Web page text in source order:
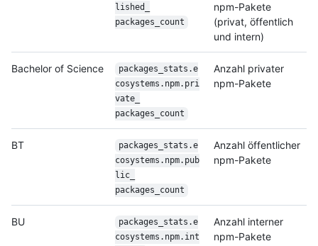
lished_
packages_count
npm-Pakete
(privat, öffentlich
und intern)
Bachelor of Science
packages_stats.e
cosystems.npm.pri
vate_
packages_count
Anzahl privater
npm-Pakete
BT
packages_stats.e
cosystems.npm.pub
lic_
packages_count
Anzahl öffentlicher
npm-Pakete
BU
packages_stats.e
cosystems.npm.int
Anzahl interner
npm-Pakete